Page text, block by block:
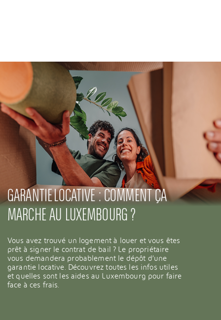
Solutions innovantes
GARANTIE LOCATIVE : COMMENT ÇA
MARCHE AU LUXEMBOURG ?
Vous avez trouvé un logement à louer et vous êtes
prêt à signer le contrat de bail ? Le propriétaire
vous demandera probablement le dépôt d’une
garantie locative. Découvrez toutes les infos utiles
et quelles sont les aides au Luxembourg pour faire
face à ces frais.